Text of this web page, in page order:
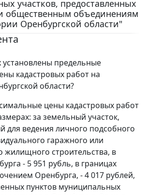
участков, предоставленных
общественным объединениям
Оренбургской области"
установлены предельные
кадастровых работ на
области?
цены кадастровых работ
за земельный участок,
для ведения личного подсобного
гаражного или
жилищного строительства, в
- 5 951 рубль, в границах
Оренбурга, - 4 017 рублей,
пунктов муниципальных